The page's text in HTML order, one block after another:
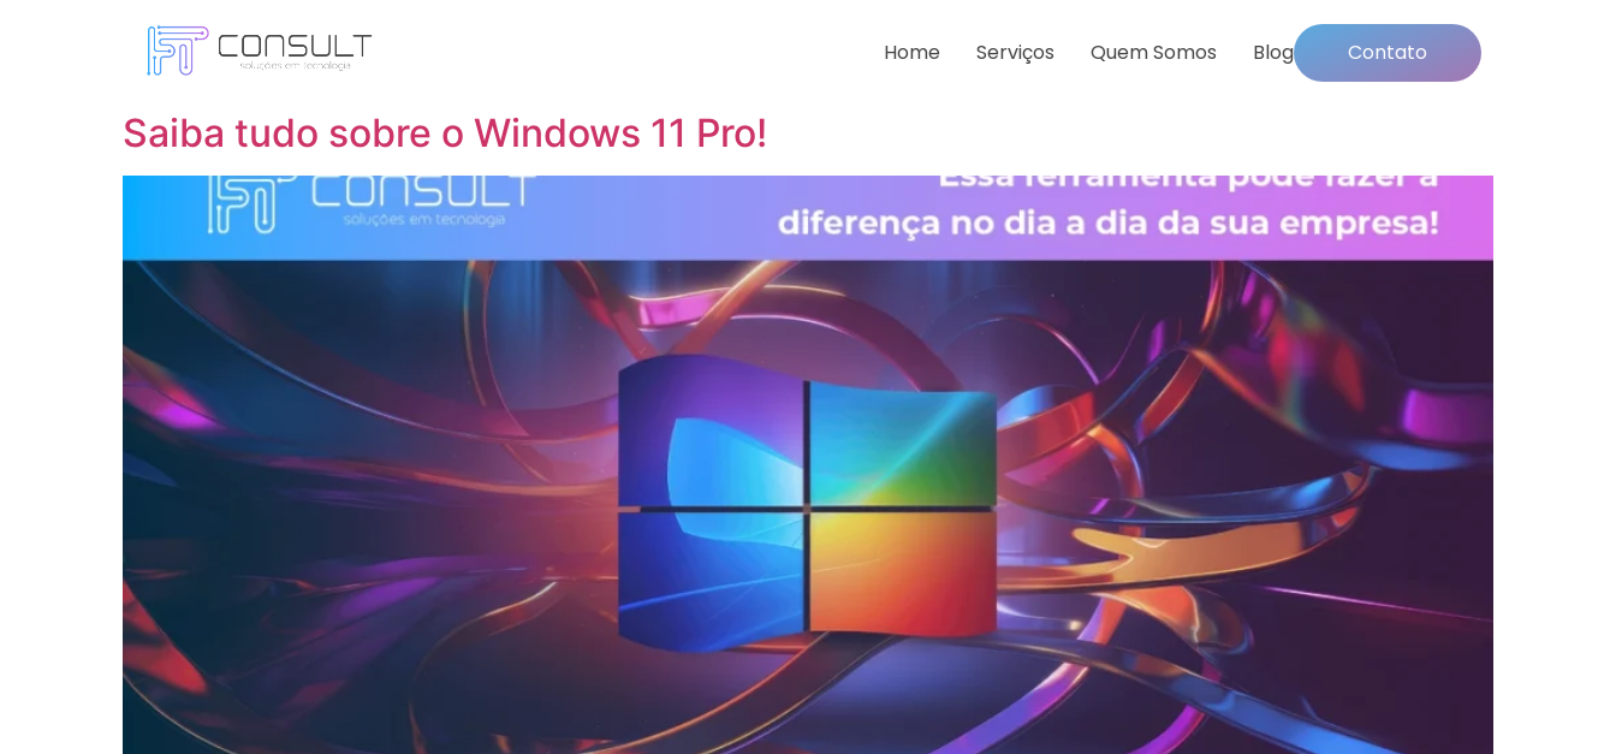
Contato
Home Serviços Quem Somos Blog
Tag:windows 11 pro
Saiba tudo sobre o Windows 11 Pro!